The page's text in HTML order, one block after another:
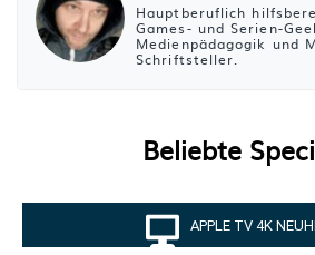
Hauptberuflich
Games- und Serien-
Medienpädagogik und
Schriftsteller.
Beliebte
APPLE TV 4K